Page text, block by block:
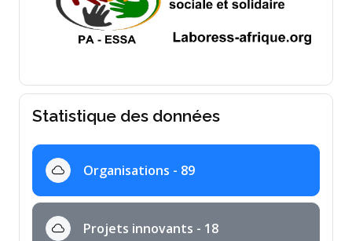
Statistique des données
Organisations - 89
Projets innovants - 18